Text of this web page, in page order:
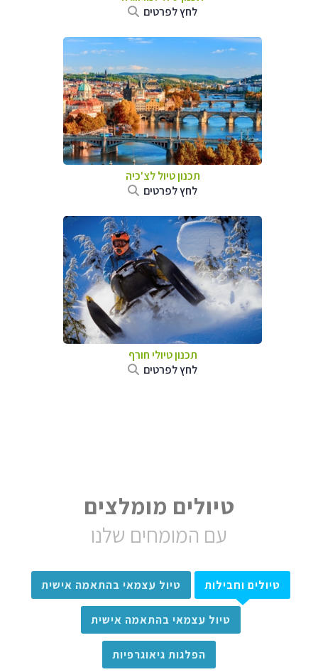
לחץ לפרטים
תכנון טיול לצ'כיה
לחץ לפרטים
תכנון טיולי חורף
לחץ לפרטים
טיולים מומלצים
עם המומחים שלנו
טיולים וחבילות טיול עצמאי בהתאמה אישית
טיול עצמאי בהתאמה אישית
הפלגות גיאוגרפיות